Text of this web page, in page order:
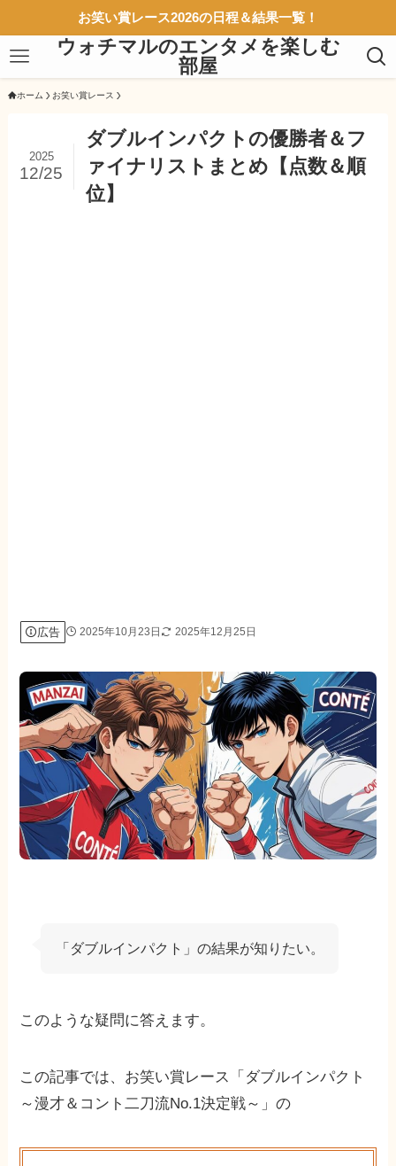
お笑い賞レース2026の日程＆結果一覧！
ウォチマルのエンタメを楽しむ
部屋
ホーム お笑い賞レース
ダブルインパクトの優勝者＆フ
ァイナリストまとめ【点数＆順
位】
2025
12/25
広告 2025年10月23日 2025年12月25日
「ダブルインパクト」の結果が知りたい。
このような疑問に答えます。
この記事では、お笑い賞レース「ダブルインパクト
～漫才＆コント二刀流No.1決定戦～」の